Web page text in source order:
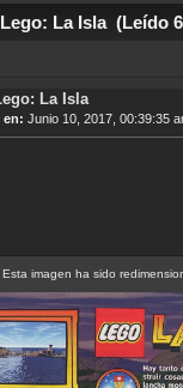
La Isla (Leído
La Isla
en: Junio 10, 2017, 00:39:35
Esta imagen ha sido